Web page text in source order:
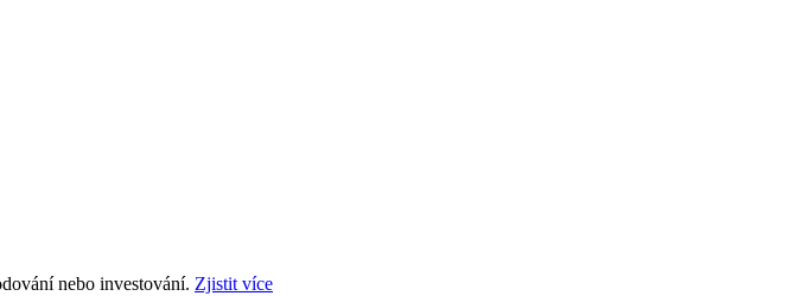
nebo investování. Zjistit více